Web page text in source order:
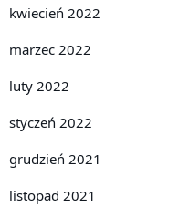
kwiecień 2022
marzec 2022
luty 2022
styczeń 2022
grudzień 2021
listopad 2021